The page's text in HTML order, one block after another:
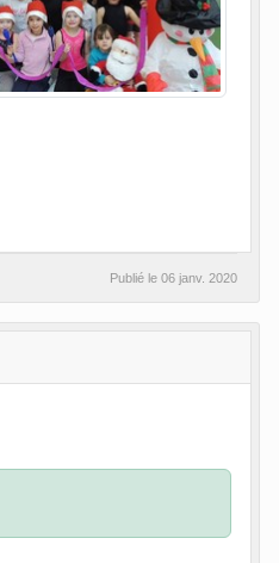
Publié le 06 janv. 2020